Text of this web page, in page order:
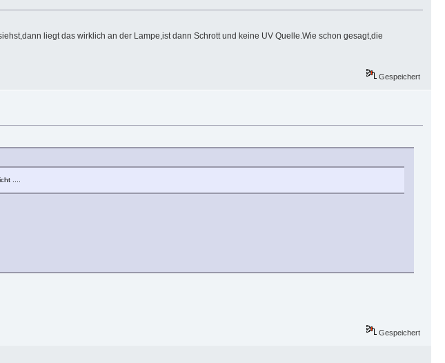
liegt das wirklich an der Lampe,ist dann Schrott und keine UV Quelle.Wie schon gesagt,die
Gespeichert
....
Gespeichert